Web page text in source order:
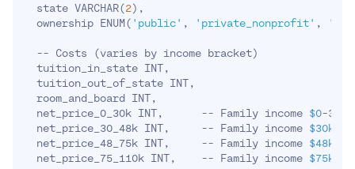
  state VARCHAR
(2) ,
  ownership ENUM
( 'public' , 'private_nonprofit' ,
  -- Costs
(varies by income bracket)
  tuition_in_state INT,
  tuition_out_of_state INT,
  room_and_board INT,
  net_price_0_30k INT,      -- Family income
$0-30k
  net_price_30_48k INT,     -- Family income
$30k
  net_price_48_75k INT,     -- Family income
$48k
  net_price_75_110k INT,    -- Family income
$75k